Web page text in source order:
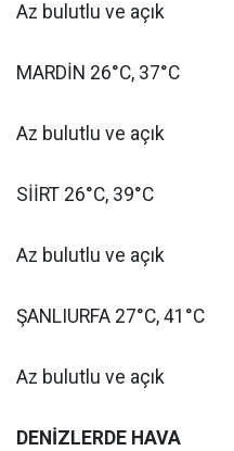
Az bulutlu ve açık
MARDİN 26°C, 37°C
Az bulutlu ve açık
SİİRT 26°C, 39°C
Az bulutlu ve açık
ŞANLIURFA 27°C, 41°C
Az bulutlu ve açık
DENİZLERDE HAVA